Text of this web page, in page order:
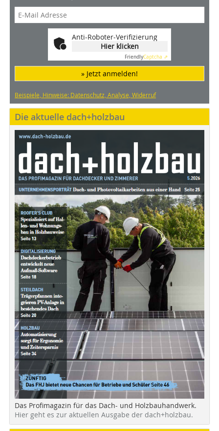
Anti-Roboter-Verifizierung
Hier klicken
FriendlyCaptcha ⇗
» Jetzt anmelden!
Beispiele, Hinweise: Datenschutz, Analyse, Widerruf
Die aktuelle dach+holzbau
Das Profimagazin für das Dach- und Holzbauhandwerk.
Hier geht es zur aktuellen Ausgabe der dach+holzbau.